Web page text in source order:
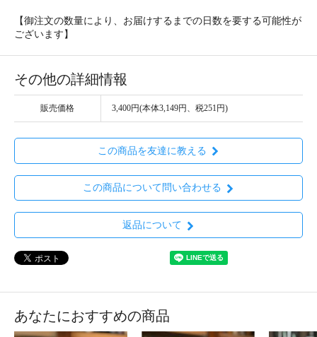
【御注文の数量により、お届けするまでの日数を要する可能性が
ございます】
その他の詳細情報
販売価格 3,400円(本体3,149円、税251円)
この商品を友達に教える
この商品について問い合わせる
返品について
あなたにおすすめの商品